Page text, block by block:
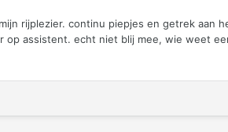
rijplezier. continu piepjes en getrek
assistent. echt niet blij mee, wie weet